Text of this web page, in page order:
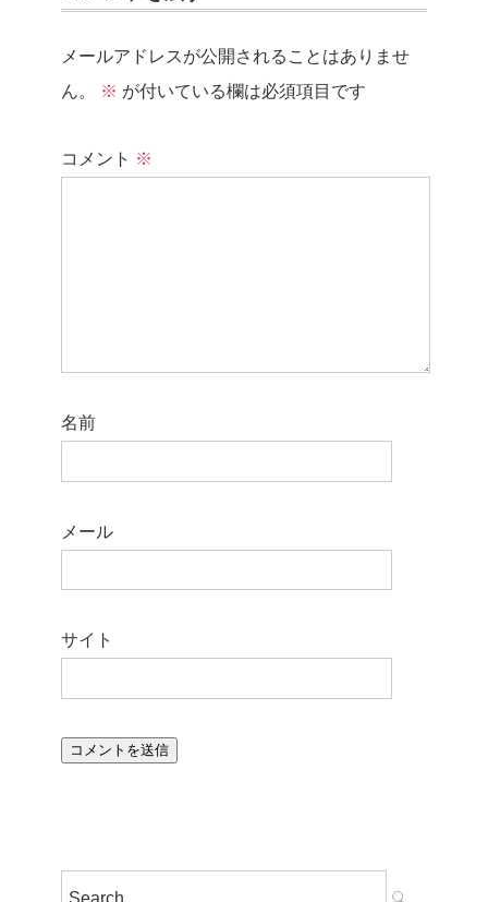
メールアドレスが公開されることはありませ
ん。
※ が付いている欄は必須項目です
コメント ※
名前
メール
サイト